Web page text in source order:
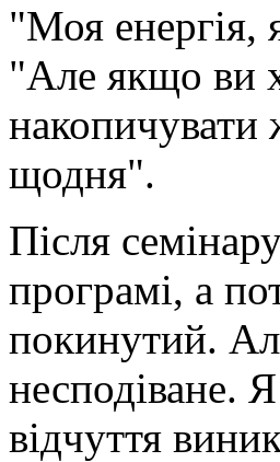
"Моя енергія,
"Але якщо ви
накопичувати
щодня".
Після
програмі, а
покинутий.
несподіване.
відчуття